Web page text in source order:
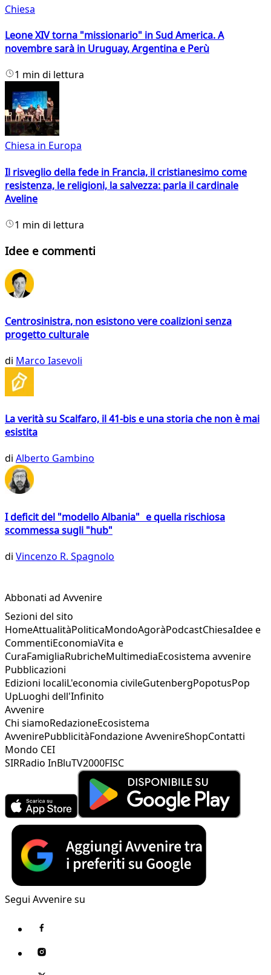
Chiesa
Leone XIV torna "missionario" in Sud America. A
novembre sarà in Uruguay, Argentina e Perù
1 min di lettura
Chiesa in Europa
Il risveglio della fede in Francia, il cristianesimo come
resistenza, le religioni, la salvezza: parla il cardinale
Aveline
1 min di lettura
Idee e commenti
Centrosinistra, non esistono vere coalizioni senza
progetto culturale
di Marco Iasevoli
La verità su Scalfaro, il 41-bis e una storia che non è mai
esistita
di Alberto Gambino
I deficit del "modello Albania" e quella rischiosa
scommessa sugli "hub"
di Vincenzo R. Spagnolo
Abbonati ad Avvenire
Sezioni del sito
HomeAttualitàPoliticaMondoAgoràPodcastChiesaIdee e
CommentiEconomiaVita e
CuraFamigliaRubricheMultimediaEcosistema avvenire
Pubblicazioni
Edizioni localiL'economia civileGutenbergPopotusPop
UpLuoghi dell'Infinito
Avvenire
Chi siamoRedazioneEcosistema
AvvenirePubblicitàFondazione AvvenireShopContatti
Mondo CEI
SIRRadio InBluTV2000FISC
Segui Avvenire su